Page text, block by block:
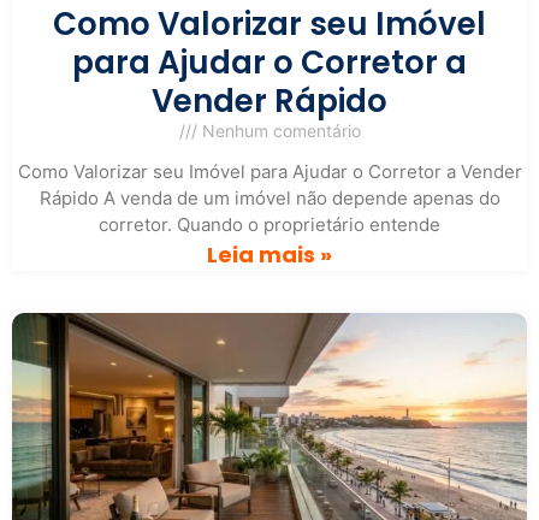
Como Valorizar seu Imóvel
para Ajudar o Corretor a
Vender Rápido
Nenhum comentário
Como Valorizar seu Imóvel para Ajudar o Corretor a Vender
Rápido A venda de um imóvel não depende apenas do
corretor. Quando o proprietário entende
Leia mais »